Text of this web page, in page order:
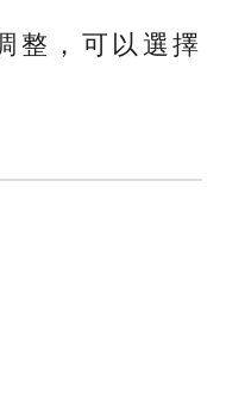
整，可以選擇